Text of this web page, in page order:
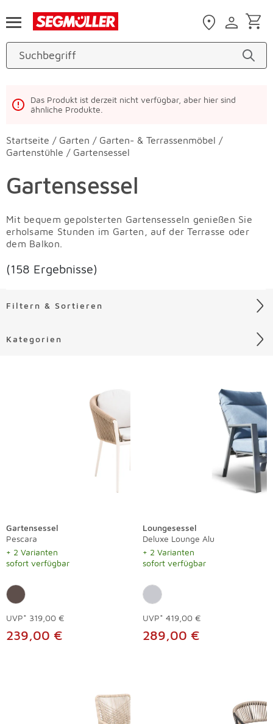
Das Produkt ist derzeit nicht verfügbar, aber hier sind
ähnliche Produkte.
Startseite / Garten / Garten- & Terrassenmöbel /
Gartenstühle / Gartensessel
Gartensessel
(158 Ergebnisse)
Mit bequem gepolsterten Gartensesseln genießen Sie
erholsame Stunden im Garten, auf der Terrasse oder
dem Balkon.
Filtern & Sortieren
Kategorien
Gartensessel
Pescara
+ 2 Varianten
sofort verfügbar
UVP* 319,00 €
239,00 €
Loungesessel
Deluxe Lounge Alu
+ 2 Varianten
sofort verfügbar
UVP* 419,00 €
289,00 €